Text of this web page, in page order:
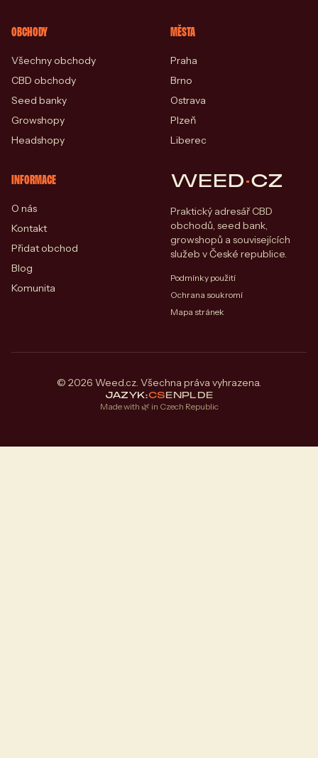
OBCHODY
Všechny obchody
CBD obchody
Seed banky
Growshopy
Headshopy
MĚSTA
Praha
Brno
Ostrava
Plzeň
Liberec
INFORMACE
O nás
Kontakt
Přidat obchod
Blog
Komunita
WEED·CZ
Praktický adresář CBD
obchodů, seed bank,
growshopů a souvisejících
služeb v České republice.
Podmínky použití
Ochrana soukromí
Mapa stránek
© 2026 Weed.cz. Všechna práva vyhrazena.
JAZYK:CSENPLDE
Made with 🌿 in Czech Republic